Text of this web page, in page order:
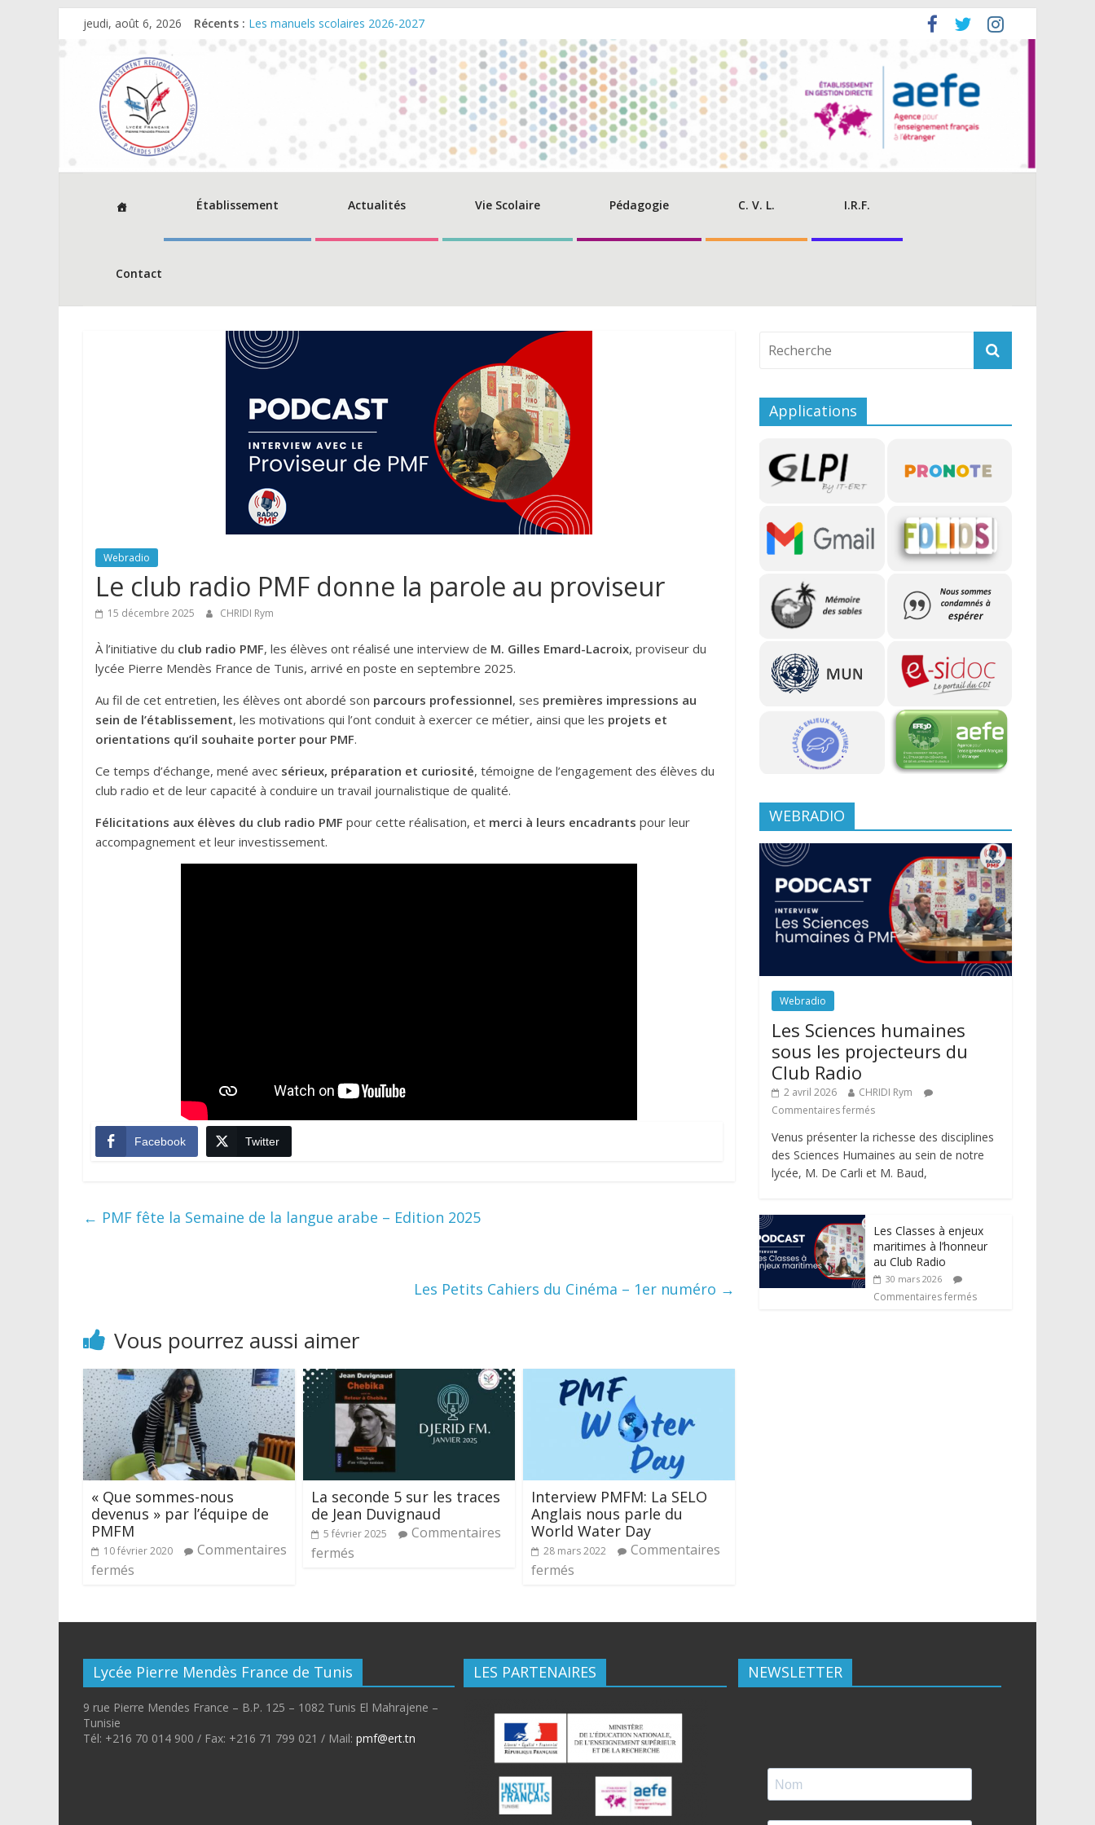
jeudi, août 6, 2026 Récents : Les manuels scolaires 2026-2027
Dates et horaires d‘ouverture de la caisse – Eté 2026
Cérémonie de remise des diplômes du Baccalauréat 2026 – Promo Beguir
Décisions relevant du champs de compétence du directeur de l’AEFE
Avis d’appel à consultations: Remise aux normes du SSI et du PPMS – Lycée PMF
Établissement Actualités Vie Scolaire Pédagogie C. V. L. I.R.F.
Contact
Webradio
Le club radio PMF donne la parole au proviseur
15 décembre 2025 CHRIDI Rym
À l’initiative du club radio PMF, les élèves ont réalisé une interview de M. Gilles Emard-Lacroix, proviseur du
lycée Pierre Mendès France de Tunis, arrivé en poste en septembre 2025.
Au fil de cet entretien, les élèves ont abordé son parcours professionnel, ses premières impressions au
sein de l’établissement, les motivations qui l’ont conduit à exercer ce métier, ainsi que les projets et
orientations qu’il souhaite porter pour PMF.
Ce temps d’échange, mené avec sérieux, préparation et curiosité, témoigne de l’engagement des élèves du
club radio et de leur capacité à conduire un travail journalistique de qualité.
Félicitations aux élèves du club radio PMF pour cette réalisation, et merci à leurs encadrants pour leur
accompagnement et leur investissement.
Facebook Twitter
← PMF fête la Semaine de la langue arabe – Edition 2025
Les Petits Cahiers du Cinéma – 1er numéro →
Vous pourrez aussi aimer
« Que sommes-nous
devenus » par l’équipe de
PMFM
10 février 2020
Commentaires
fermés
La seconde 5 sur les traces
de Jean Duvignaud
5 février 2025
Commentaires
fermés
Interview PMFM: La SELO
Anglais nous parle du
World Water Day
28 mars 2022
Commentaires
fermés
Applications
WEBRADIO
Webradio
Les Sciences humaines
sous les projecteurs du
Club Radio
2 avril 2026
CHRIDI Rym
Commentaires fermés
Venus présenter la richesse des disciplines
des Sciences Humaines au sein de notre
lycée, M. De Carli et M. Baud,
Les Classes à enjeux
maritimes à l’honneur
au Club Radio
30 mars 2026
Commentaires fermés
Lycée Pierre Mendès France de Tunis
9 rue Pierre Mendes France – B.P. 125 – 1082 Tunis El Mahrajene –
Tunisie
Tél: +216 70 014 900 / Fax: +216 71 799 021 / Mail: pmf@ert.tn
LES PARTENAIRES NEWSLETTER